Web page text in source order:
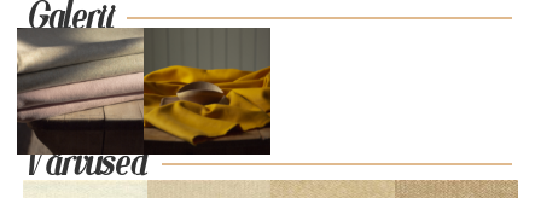
Galerii
Värvused